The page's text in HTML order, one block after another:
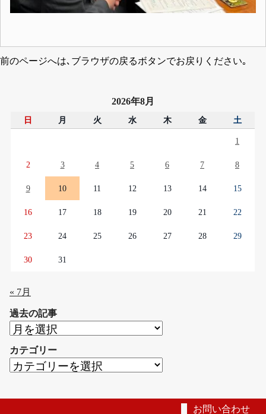
前のページへは､ブラウザの戻るボタンでお戻りください｡
2026年8月
日 月 火 水 木 金 土
1
2 3 4 5 6 7 8
9 10 11 12 13 14 15
16 17 18 19 20 21 22
23 24 25 26 27 28 29
30 31
« 7月
過去の記事
過
の
記
カテゴリー
カ
お問い合わせ